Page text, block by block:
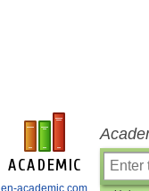
en-academic.com